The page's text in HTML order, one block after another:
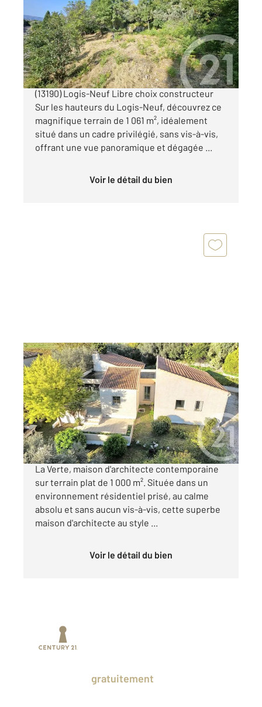
Ref : 3660
Terrain à vendre
250 000 €
A vendre, un terrain d'exception à Allauch
(13190) Logis-Neuf Libre choix constructeur
Sur les hauteurs du Logis-Neuf, découvrez ce
magnifique terrain de 1 061 m², idéalement
situé dans un cadre privilégié, sans vis-à-vis,
offrant une vue panoramique et dégagée ...
Voir le détail du bien
ALLAUCH 13
110 m2, 5 pièces
Ref : 3567
Maison à vendre
609 000 €
Allauch (13190) Dans le secteur recherché de
La Verte, maison d'architecte contemporaine
sur terrain plat de 1 000 m². Située dans un
environnement résidentiel prisé, au calme
absolu et sans aucun vis-à-vis, cette superbe
maison d'architecte au style ...
Voir le détail du bien
gratuitement